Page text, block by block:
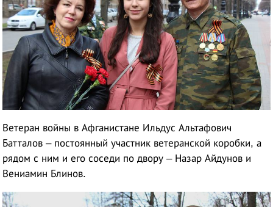
Ветеран войны в Афганистане Ильдус Альтафович
Батталов – постоянный участник ветеранской коробки, а
рядом с ним и его соседи по двору – Назар Айдунов и
Вениамин Блинов.